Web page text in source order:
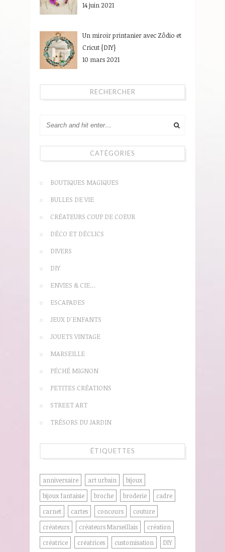
14 juin 2021
Un miroir printanier avec Zôdio et
Cricut {DIY}
10 mars 2021
RECHERCHER
CATÉGORIES
BOUTIQUES MAGIQUES
BULLES DE VIE
CRÉATEURS COUP DE COEUR
DÉCO ET DÉCLICS
DIVERS
DIY
ENVIES & CIE…
ESCAPADES
JEUX D'ENFANTS
JOUETS VINTAGE
MARSEILLE
PÉCHÉ MIGNON
PETITES CRÉATIONS
STREET ART
TRÉSORS DU JARDIN
ÉTIQUETTES
anniversaire art urbain
bijoux
bijoux fantaisie
broche broderie
cadre
carnet
cartes concours
couture
créateurs
créateurs Marseillais
création
créatrice
créatrices customisation DIY